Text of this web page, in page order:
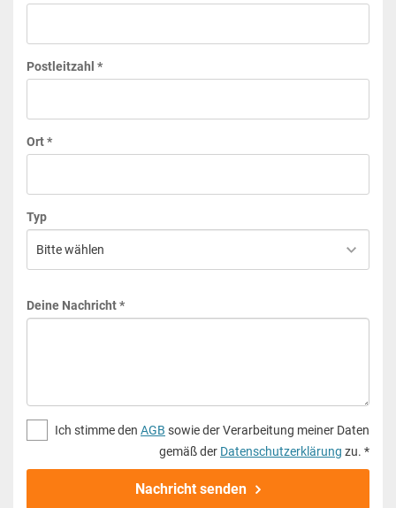
Postleitzahl *
Ort *
Typ
Deine Nachricht *
Ich stimme den AGB sowie der Verarbeitung meiner Daten
gemäß der Datenschutzerklärung zu. *
Nachricht senden